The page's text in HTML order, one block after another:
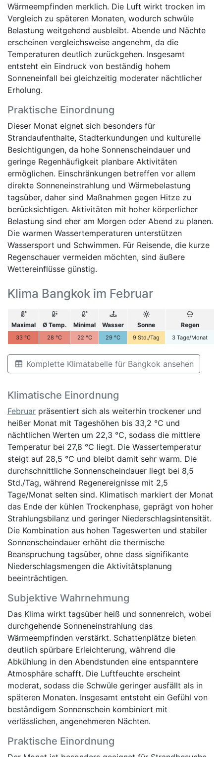
Wärmeempfinden merklich. Die Luft wirkt trocken im
Vergleich zu späteren Monaten, wodurch schwüle
Belastung weitgehend ausbleibt. Abende und Nächte
erscheinen vergleichsweise angenehm, da die
Temperaturen deutlich zurückgehen. Insgesamt
entsteht ein Eindruck von beständig hohem
Sonneneinfall bei gleichzeitig moderater nächtlicher
Erholung.
Praktische Einordnung
Dieser Monat eignet sich besonders für
Strandaufenthalte, Stadterkundungen und kulturelle
Besichtigungen, da hohe Sonnenscheindauer und
geringe Regenhäufigkeit planbare Aktivitäten
ermöglichen. Einschränkungen betreffen vor allem
direkte Sonneneinstrahlung und Wärmebelastung
tagsüber, daher sind Maßnahmen gegen Hitze zu
berücksichtigen. Aktivitäten mit hoher körperlicher
Belastung sind eher am Morgen oder Abend zu planen.
Die warmen Wassertemperaturen unterstützen
Wassersport und Schwimmen. Für Reisende, die kurze
Regenschauer vermeiden möchten, sind äußere
Wettereinflüsse günstig.
Klima Bangkok im Februar
Maximal Ø Temp. Minimal Wasser Sonne Regen
33 °C 28 °C 22 °C 29 °C 9 Std./Tag 3 Tage/Monat
Komplette Klimatabelle für Bangkok ansehen
Klimatische Einordnung
Februar präsentiert sich als weiterhin trockener und
heißer Monat mit Tageshöhen bis 33,2 °C und
nächtlichen Werten um 22,3 °C, sodass die mittlere
Temperatur bei 27,8 °C liegt. Die Wassertemperatur
steigt auf 28,5 °C und bleibt damit sehr warm. Die
durchschnittliche Sonnenscheindauer liegt bei 8,5
Std./Tag, während Regenereignisse mit 2,5
Tage/Monat selten sind. Klimatisch markiert der Monat
das Ende der kühlen Trockenphase, geprägt von hoher
Strahlungsbilanz und geringer Niederschlagsintensität.
Die Kombination aus hohen Tageswerten und stabiler
Sonnenscheindauer erhöht die thermische
Beanspruchung tagsüber, ohne dass signifikante
Niederschlagsmengen die Aktivitätsplanung
beeinträchtigen.
Subjektive Wahrnehmung
Das Klima wirkt tagsüber heiß und sonnenreich, wobei
durchgehende Sonneneinstrahlung das
Wärmeempfinden verstärkt. Schattenplätze bieten
deutlich spürbare Erleichterung, während die
Abkühlung in den Abendstunden eine entspanntere
Atmosphäre schafft. Die Luftfeuchte erscheint
moderat, sodass die Schwüle geringer ausfällt als in
späteren Monaten. Insgesamt entsteht ein Gefühl von
beständigem Sonnenschein kombiniert mit
verlässlichen, angenehmeren Nächten.
Praktische Einordnung